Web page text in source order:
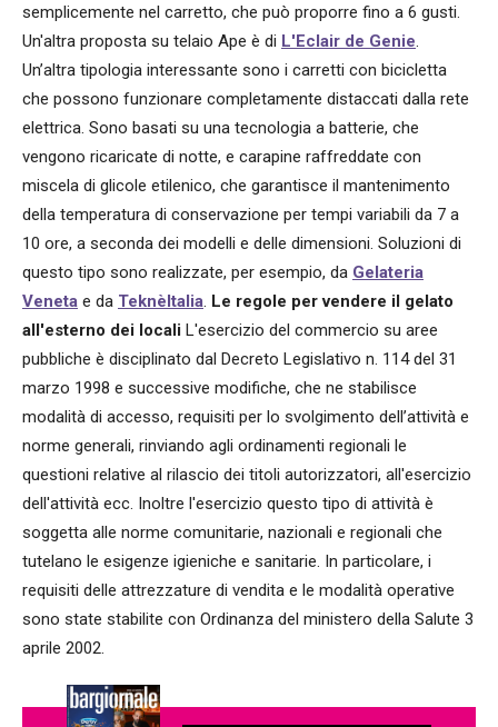
semplicemente nel carretto, che può proporre fino a 6 gusti.
Un'altra proposta su telaio Ape è di L'Eclair de Genie.
Un’altra tipologia interessante sono i carretti con bicicletta
che possono funzionare completamente distaccati dalla rete
elettrica. Sono basati su una tecnologia a batterie, che
vengono ricaricate di notte, e carapine raffreddate con
miscela di glicole etilenico, che garantisce il mantenimento
della temperatura di conservazione per tempi variabili da 7 a
10 ore, a seconda dei modelli e delle dimensioni. Soluzioni di
questo tipo sono realizzate, per esempio, da Gelateria
Veneta e da TeknèItalia. Le regole per vendere il gelato
all'esterno dei locali L'esercizio del commercio su aree
pubbliche è disciplinato dal Decreto Legislativo n. 114 del 31
marzo 1998 e successive modifiche, che ne stabilisce
modalità di accesso, requisiti per lo svolgimento dell’attività e
norme generali, rinviando agli ordinamenti regionali le
questioni relative al rilascio dei titoli autorizzatori, all'esercizio
dell'attività ecc. Inoltre l'esercizio questo tipo di attività è
soggetta alle norme comunitarie, nazionali e regionali che
tutelano le esigenze igieniche e sanitarie. In particolare, i
requisiti delle attrezzature di vendita e le modalità operative
sono state stabilite con Ordinanza del ministero della Salute 3
aprile 2002.